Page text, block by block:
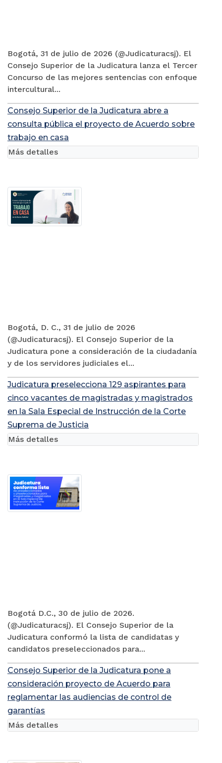
Bogotá, 31 de julio de 2026 (@Judicaturacsj). El
Consejo Superior de la Judicatura lanza el Tercer
Concurso de las mejores sentencias con enfoque
intercultural...
Consejo Superior de la Judicatura abre a
consulta pública el proyecto de Acuerdo sobre
trabajo en casa
Bogotá, D. C., 31 de julio de 2026
(@Judicaturacsj). El Consejo Superior de la
Judicatura pone a consideración de la ciudadanía
y de los servidores judiciales el...
Más detalles
Judicatura preselecciona 129 aspirantes para
cinco vacantes de magistradas y magistrados
en la Sala Especial de Instrucción de la Corte
Suprema de Justicia
Bogotá D.C., 30 de julio de 2026.
(@Judicaturacsj). El Consejo Superior de la
Judicatura conformó la lista de candidatas y
candidatos preseleccionados para...
Más detalles
Consejo Superior de la Judicatura pone a
consideración proyecto de Acuerdo para
reglamentar las audiencias de control de
garantías
Más detalles